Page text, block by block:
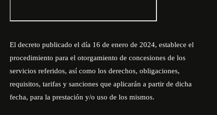
El decreto publicado el día 16 de enero de 2024, establece el
procedimiento para el otorgamiento de concesiones de los
servicios referidos, así como los derechos, obligaciones,
requisitos, tarifas y sanciones que aplicarán a partir de dicha
fecha, para la prestación y/o uso de los mismos.